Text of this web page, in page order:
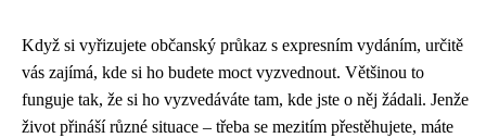
Když si vyřizujete občanský průkaz s expresním vydáním, určitě
vás zajímá, kde si ho budete moct vyzvednout. Většinou to
funguje tak, že si ho vyzvedáváte tam, kde jste o něj žádali. Jenže
život přináší různé situace – třeba se mezitím přestěhujete, máte